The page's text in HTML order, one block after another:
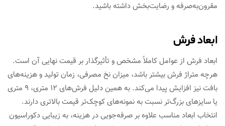
مقرون‌به‌صرفه و رضایت‌بخش داشته باشید.
ابعاد فرش
ابعاد فرش از عوامل کاملاً مشخص و تأثیرگذار بر قیمت نهایی آن است.
هرچه متراژ فرش بیشتر باشد، میزان نخ مصرفی، زمان تولید و هزینه‌های
بافت نیز افزایش پیدا می‌کند. به همین دلیل فرش‌های 12 متری، 9 متری
یا سایزهای بزرگ‌تر نسبت به نمونه‌های کوچک‌تر قیمت بالاتری دارند.
انتخاب ابعاد مناسب علاوه بر صرفه‌جویی در هزینه، به زیبایی دکوراسیون